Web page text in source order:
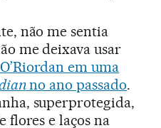
não me sentia
me deixava usar
em uma
no ano passado.
superprotegida,
flores e laços na